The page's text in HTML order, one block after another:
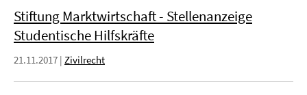
Stiftung Marktwirtschaft - Stellenanzeige
Studentische Hilfskräfte
21.11.2017 | Zivilrecht